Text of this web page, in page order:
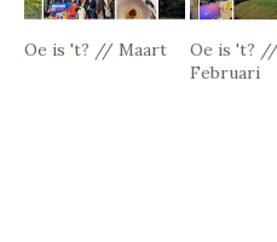
Oe is 't? // Maart
Oe is 't?
Februari